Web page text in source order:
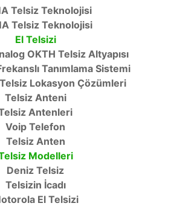
Telsiz Teknolojisi
Telsiz Teknolojisi
El Telsizi
OKTH Telsiz Altyapısı
Tanımlama Sistemi
Telsiz Lokasyon Çözümleri
Telsiz Anteni
Antenleri
Voip Telefon
Telsiz Anten
Modelleri
Deniz Telsiz
Telsizin İcadı
El Telsizi